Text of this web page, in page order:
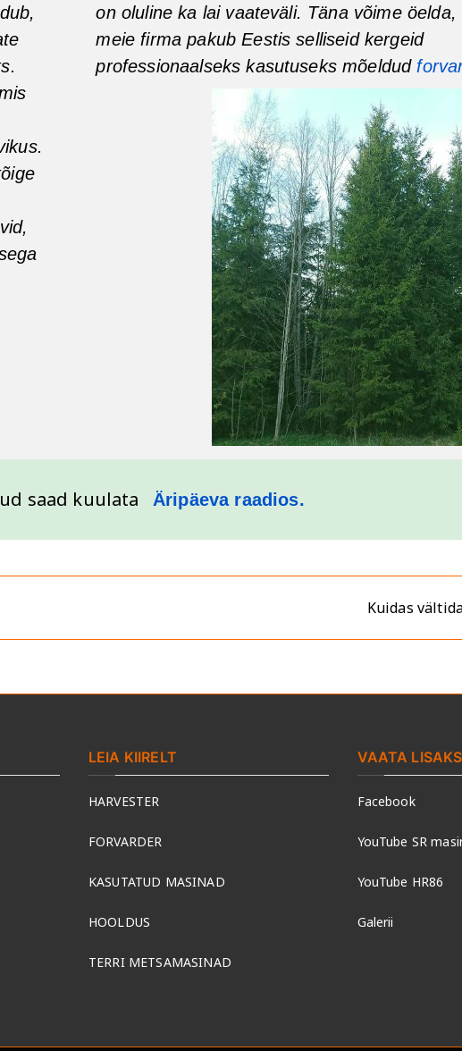
on oluline ka lai vaateväli. Täna võime öelda,
meie firma pakub Eestis selliseid kergeid
professionaalseks kasutuseks mõeldud
saad kuulataÄripäeva raadios.
Kuidas
LEIA KIIRELT
HARVESTER
FORVARDER
KASUTATUD MASINAD
HOOLDUS
TERRI METSAMASINAD
VAATA LISAKS
Facebook
YouTube SR
YouTube HR86
Galerii